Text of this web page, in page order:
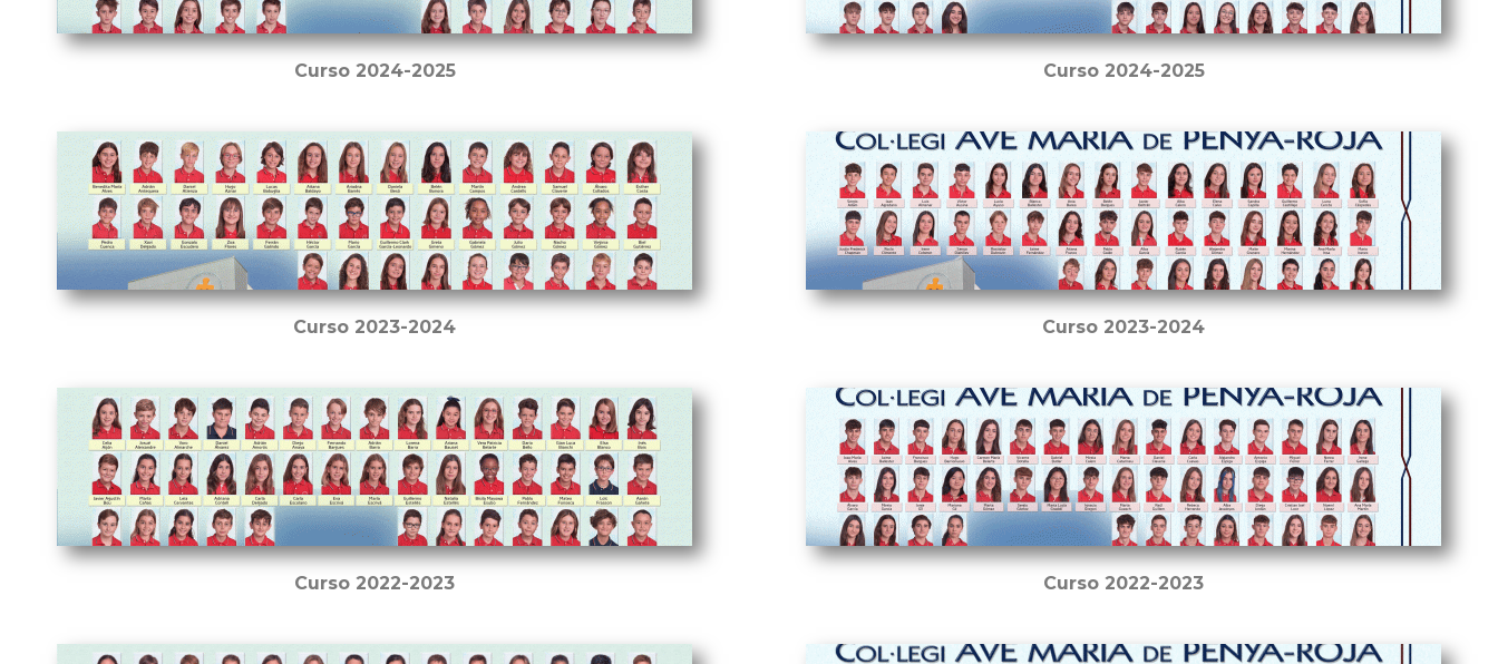
Curso 2024-2025 Curso 2024-2025
Curso 2023-2024 Curso 2023-2024
Curso 2022-2023 Curso 2022-2023